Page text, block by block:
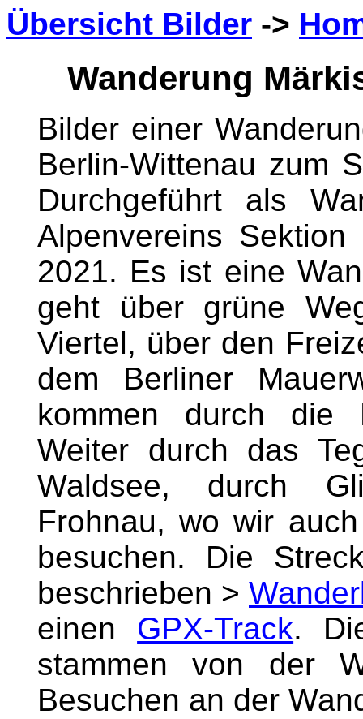
Übersicht Bilder ->
Wanderung
Bilder einer
Berlin-Wittenau zum
Durchgeführt als
Alpenvereins
2021. Es ist eine
geht über grüne
Viertel, über den
dem Berliner
kommen durch die
Weiter durch das
Waldsee, durch
Frohnau, wo wir
besuchen. Die
beschrieben >
einen GPX-Track.
stammen von der
Besuchen an der